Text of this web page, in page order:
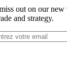
out on our
and strategy.